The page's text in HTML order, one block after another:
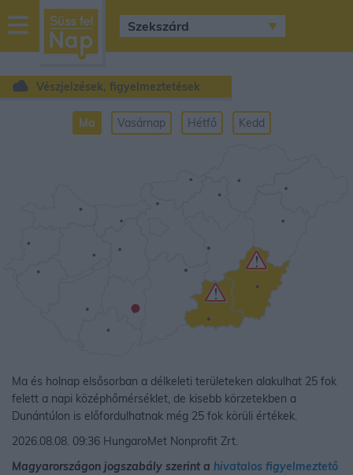
sussfelnap.hu
időjárás
Vészjelzések, figyelmeztetések
Ma Vasárnap Hétfő Kedd
•
Ma és holnap elsősorban a délkeleti területeken alakulhat 25 fok
felett a napi középhőmérséklet, de kisebb körzetekben a
Dunántúlon is előfordulhatnak még 25 fok körüli értékek.
2026.08.08. 09:36 HungaroMet Nonprofit Zrt.
Magyarországon jogszabály szerint a hivatalos figyelmeztető